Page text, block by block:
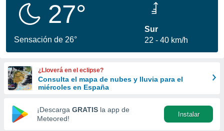
se
calidad.
a este
las
y
forma
digital
basada
27°
Sensación de 26°
Sur
22
40 km/h
¿Lloverá en el eclipse?
Consulta el mapa de nubes y lluvia para el
miércoles en España
¡Descarga GRATIS la app de
Meteored!
Instalar